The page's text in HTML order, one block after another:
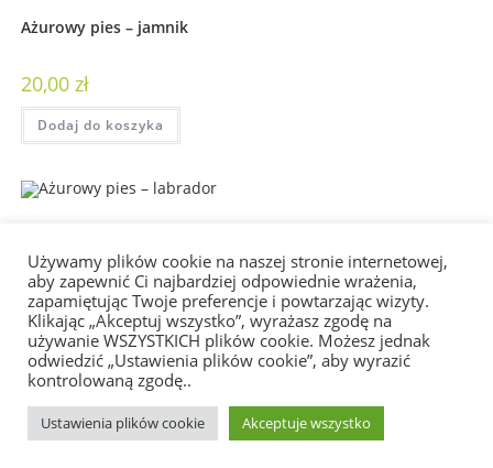
Ażurowy pies – jamnik
20,00 zł
Dodaj do koszyka
20,00zł
Dodaj do koszyka
1 2 3 4
Używamy plików cookie na naszej stronie internetowej,
aby zapewnić Ci najbardziej odpowiednie wrażenia,
zapamiętując Twoje preferencje i powtarzając wizyty.
Klikając „Akceptuj wszystko”, wyrażasz zgodę na
używanie WSZYSTKICH plików cookie. Możesz jednak
odwiedzić „Ustawienia plików cookie”, aby wyrazić
kontrolowaną zgodę..
Ustawienia plików cookie Akceptuje wszystko